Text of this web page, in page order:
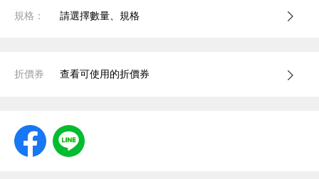
規格： 請選擇數量、規格
折價券 查看可使用的折價券